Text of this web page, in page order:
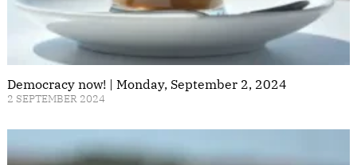
Democracy now! | Monday, September 2, 2024
2 SEPTEMBER 2024